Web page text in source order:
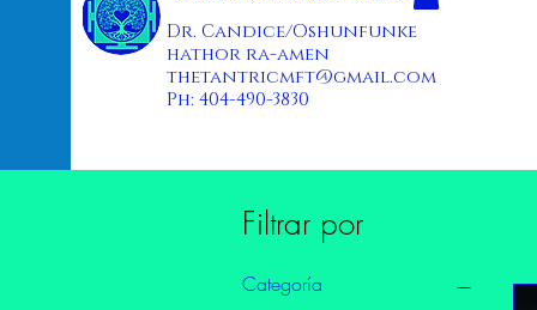
Dr. Candice/Oshunfunke
hathor ra-amen
thetantricmft@gmail.com
Ph: 404-490-3830
Filtrar por
Categoría